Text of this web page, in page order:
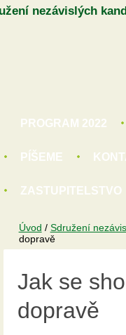
nezávislých
PROGRAM 2022
PÍŠEME
ZASTUPITELSTVO
Úvod / Sdružení
dopravě
Jak se
dopravě